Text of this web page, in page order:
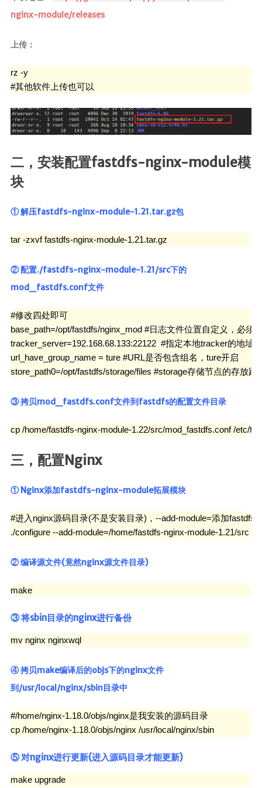
nginx-module/releases
上传：
rz -y
#其他软件上传也可以
二，安装配置fastdfs-nginx-module模
块
① 解压fastdfs-nginx-module-1.21.tar.gz包
tar -zxvf fastdfs-nginx-module-1.21.tar.gz
② 配置./fastdfs-nginx-module-1.21/src下的
mod_fastdfs.conf文件
#修改四处即可
base_path=/opt/fastdfs/nginx_mod #日志文件位置自定义，必须
tracker_server=192.168.68.133:22122  #指定本地tracker的地址
url_have_group_name = ture #URL是否包含组名，ture开启
store_path0=/opt/fastdfs/storage/files #storage存储节点的存放路
③ 拷贝mod_fastdfs.conf文件到fastdfs的配置文件目录
cp /home/fastdfs-nginx-module-1.22/src/mod_fastdfs.conf /etc/
三，配置Nginx
① Nginx添加fastdfs-nginx-module拓展模块
#进入nginx源码目录(不是安装目录)，--add-module=添加
./configure --add-module=/home/fastdfs-nginx-module-1.21/src
② 编译源文件(竟然nginx源文件目录)
make
③ 将sbin目录的nginx进行备份
mv nginx nginxwql
④ 拷贝make编译后的objs下的nginx文件
到/usr/local/nginx/sbin目录中
#/home/nginx-1.18.0/objs/nginx是我安装的源码目录
cp /home/nginx-1.18.0/objs/nginx /usr/local/nginx/sbin
⑤ 对nginx进行更新(进入源码目录才能更新)
make upgrade